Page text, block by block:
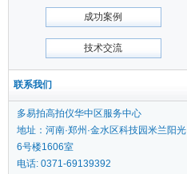
成功案例
技术交流
联系我们
多易拍高拍仪华中区服务中心
地址：河南·郑州·金水区科技园米兰阳光
6号楼1606室
电话: 0371-69139392